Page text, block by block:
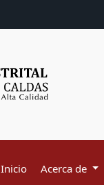
Inicio Acerca de